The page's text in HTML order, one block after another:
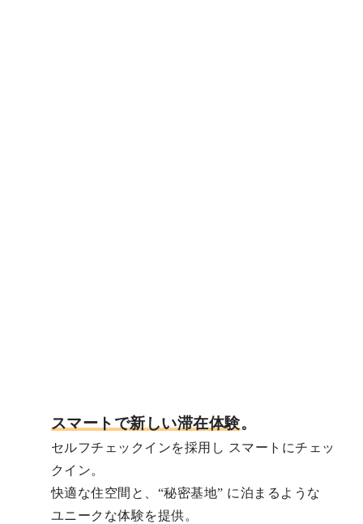
スマートで新しい滞在体験。
セルフチェックインを採用し スマートにチェッ
クイン。
快適な住空間と、“秘密基地” に泊まるような
ユニークな体験を提供。